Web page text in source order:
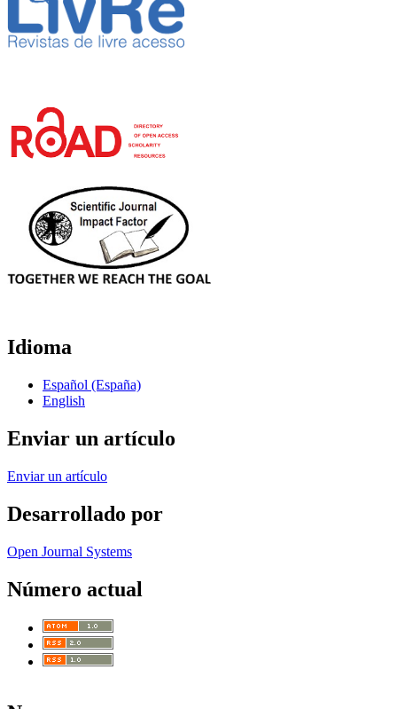
Idioma
Español (España)
English
Enviar un artículo
Enviar un artículo
Desarrollado por
Open Journal Systems
Número actual